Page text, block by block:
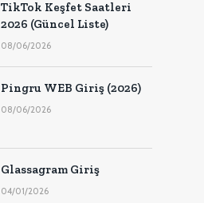
TikTok Keşfet Saatleri
2026 (Güncel Liste)
08/06/2026
Pingru WEB Giriş (2026)
08/06/2026
Glassagram Giriş
04/01/2026